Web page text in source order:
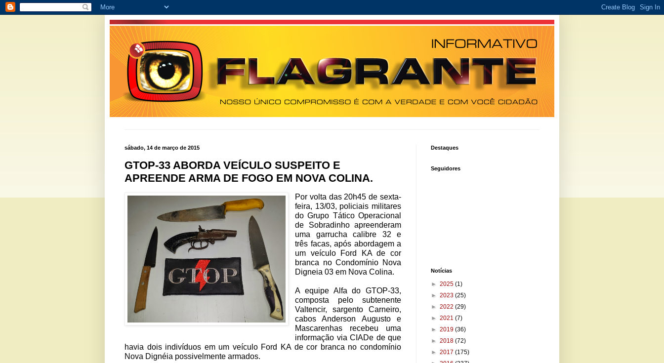
sábado, 14 de março de 2015
GTOP-33 ABORDA VEÍCULO SUSPEITO E
APREENDE ARMA DE FOGO EM NOVA COLINA.
Por volta das 20h45 de sexta-
feira, 13/03, policiais militares
do Grupo Tático Operacional
de Sobradinho apreenderam
uma garrucha calibre 32 e
três facas, após abordagem a
um veículo Ford KA de cor
branca no Condomínio Nova
Digneia 03 em Nova Colina.
A equipe Alfa do GTOP-33,
composta pelo subtenente
Valtencir, sargento Carneiro,
cabos Anderson Augusto e
Mascarenhas recebeu uma
informação via CIADe de que
havia dois indivíduos em um veículo Ford KA de cor branca no condomínio
Nova Dignéia possivelmente armados.
Destaques
Seguidores
Notícias
► 2025 (1)
► 2023 (25)
► 2022 (29)
► 2021 (7)
► 2019 (36)
► 2018 (72)
► 2017 (175)